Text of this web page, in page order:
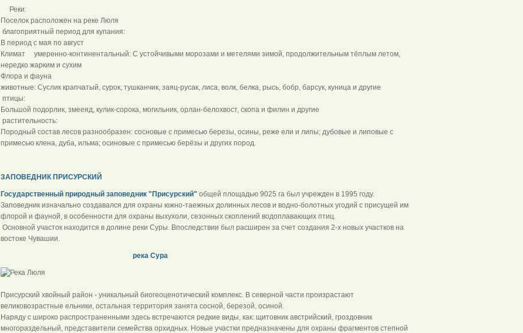
Реки:
Поселок расположен на реке Люля
благоприятный период для купания:
В период с мая по август
Климат умеренно-континентальный: С устойчивыми морозами и метелями зимой, продолжительным тёплым летом,
нередко жарким и сухим
Флора и фауна
животные: Суслик крапчатый, сурок, тушканчик, заяц-русак, лиса, волк, белка, рысь, бобр, барсук, куница и другие
птицы:
Большой подорлик, змееяд, кулик-сорока, могильник, орлан-белохвост, скопа и филин и другие
растительность:
Породный состав лесов разнообразен: сосновые с примесью березы, осины, реже ели и липы; дубовые и липовые с
примесью клена, дуба, ильма; осиновые с примесью берёзы и других пород.
ЗАПОВЕДНИК ПРИСУРСКИЙ
Государственный природный заповедник "Присурский" общей площадью 9025 га был учрежден в 1995 году.
Заповедник изначально создавался для охраны южно-таежных долинных лесов и водно-болотных угодий с присущей им
флорой и фауной, в особенности для охраны выхухоли, сезонных скоплений водоплавающих птиц.
Основной участок находится в долине реки Суры. Впоследствии был расширен за счет создания 2-х новых участков на
востоке Чувашии.
река Сура
Присурский хвойный район - уникальный биогеоценотический комплекс. В северной части произрастают
великовозрастные ельники, остальная территория занята сосной, березой, осиной.
Наряду с широко распространенными здесь встречаются редкие виды, как: щитовник австрийский, гроздовник
многораздельный, представители семейства орхидных. Новые участки предназначены для охраны фрагментов степной